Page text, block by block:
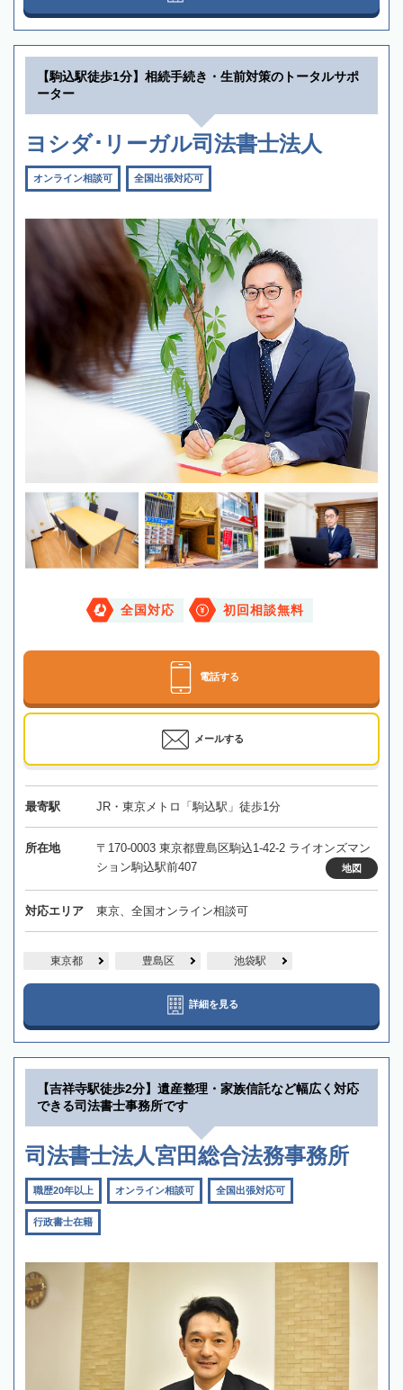
【駒込駅徒歩1分】相続手続き・生前対策のトータルサポ
ーター
ヨシダ･リーガル司法書士法人
オンライン相談可 全国出張対応可
全国対応 初回相談無料
電話する
メールする
最寄駅 JR・東京メトロ「駒込駅」徒歩1分
所在地
〒170-0003 東京都豊島区駒込1-42-2 ライオンズマン
ション駒込駅前407
地図
対応エリア 東京、全国オンライン相談可
東京都 豊島区 池袋駅
詳細を見る
【吉祥寺駅徒歩2分】遺産整理・家族信託など幅広く対応
できる司法書士事務所です
司法書士法人宮田総合法務事務所
職歴20年以上 オンライン相談可 全国出張対応可
行政書士在籍